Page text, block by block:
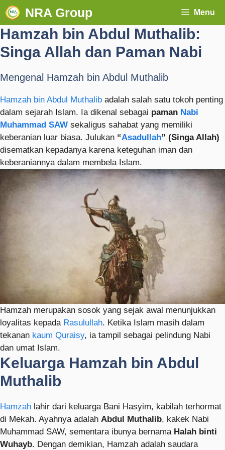
NRA Group Menu
Hamzah bin Abdul Muthalib:
Singa Allah dan Paman Nabi
Mengenal Hamzah bin Abdul Muthalib
Hamzah bin Abdul Muthalib adalah salah satu tokoh penting
dalam sejarah Islam. Ia dikenal sebagai paman Nabi
Muhammad SAW sekaligus sahabat yang memiliki
keberanian luar biasa. Julukan “Asadullah” (Singa Allah)
disematkan kepadanya karena keteguhan iman dan
keberaniannya dalam membela Islam.
Hamzah merupakan sosok yang sejak awal menunjukkan
loyalitas kepada Rasulullah. Ketika Islam masih dalam
tekanan kaum Quraisy, ia tampil sebagai pelindung Nabi
dan umat Islam.
Keluarga Hamzah bin Abdul
Muthalib
Hamzah lahir dari keluarga Bani Hasyim, kabilah terhormat
di Mekah. Ayahnya adalah Abdul Muthalib, kakek Nabi
Muhammad SAW, sementara ibunya bernama Halah binti
Wuhayb. Dengan demikian, Hamzah adalah saudara